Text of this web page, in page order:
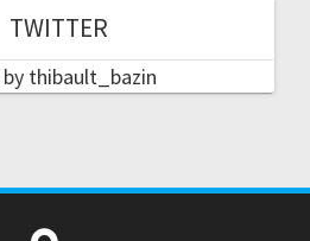
TWITTER
thibault_bazin